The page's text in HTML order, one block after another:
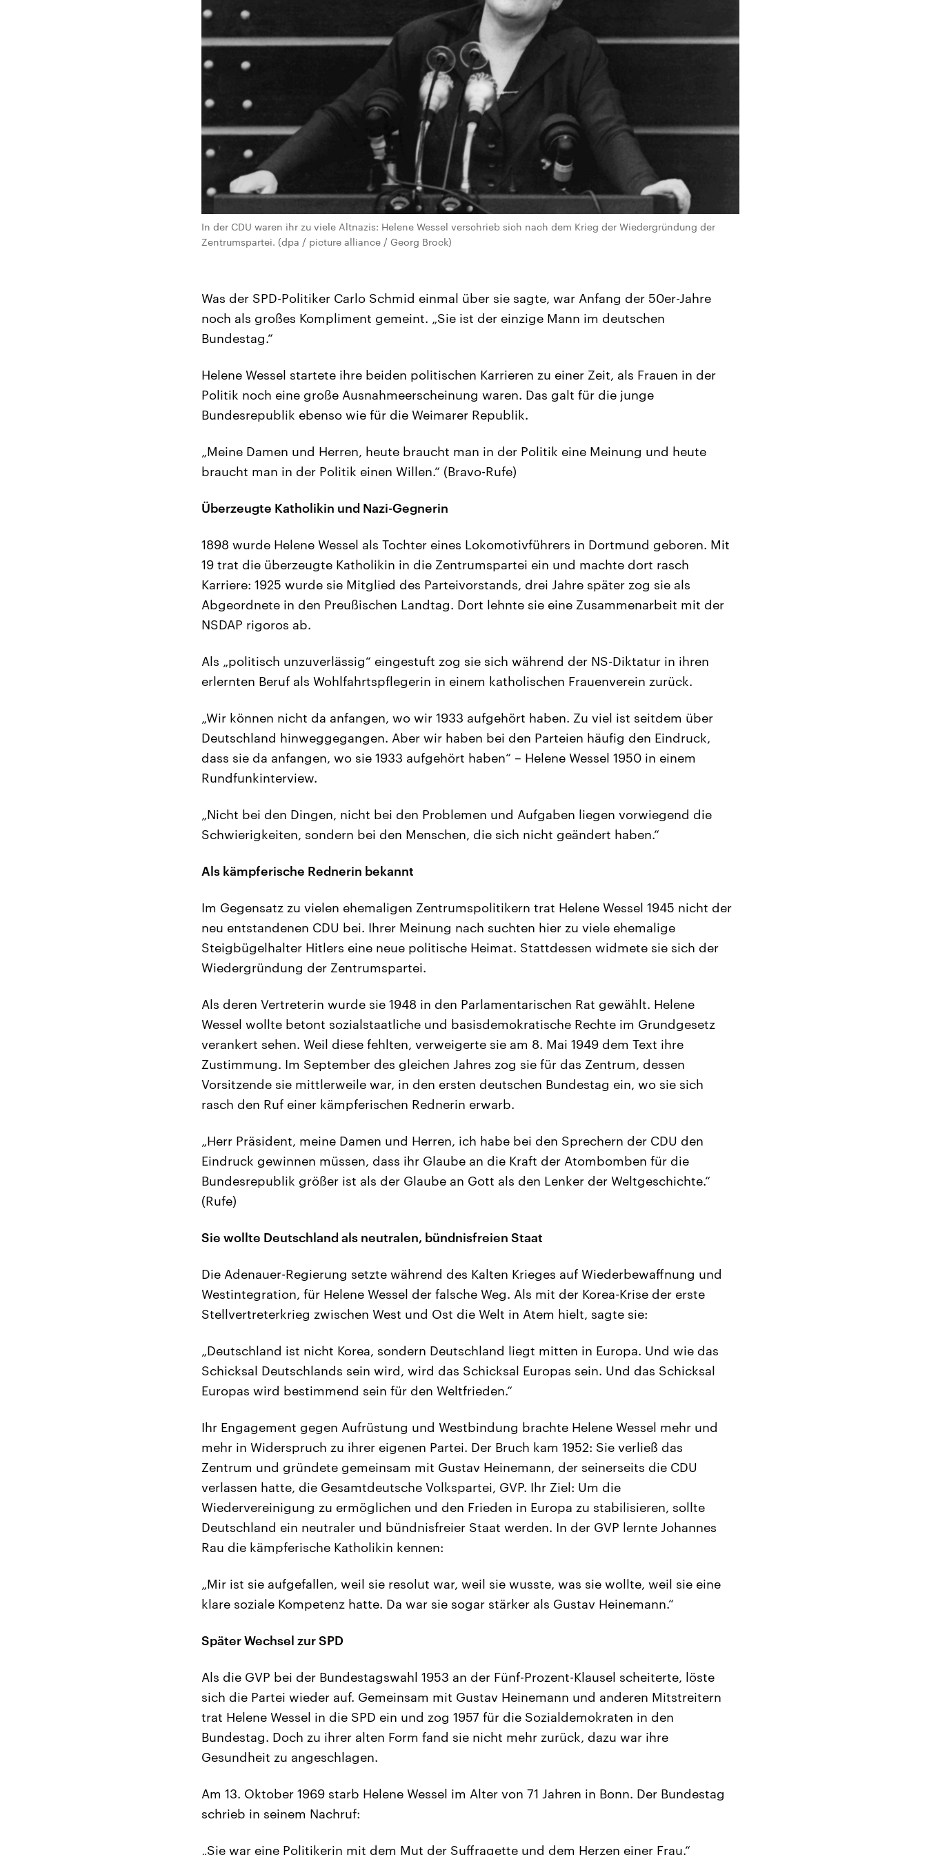
In der CDU waren ihr zu viele Altnazis: Helene Wessel verschrieb sich nach dem Krieg der Wiedergründung der
Zentrumspartei. (dpa / picture alliance / Georg Brock)
Was der SPD-Politiker Carlo Schmid einmal über sie sagte, war Anfang der 50er-Jahre
noch als großes Kompliment gemeint. „Sie ist der einzige Mann im deutschen
Bundestag.“
Helene Wessel startete ihre beiden politischen Karrieren zu einer Zeit, als Frauen in der
Politik noch eine große Ausnahmeerscheinung waren. Das galt für die junge
Bundesrepublik ebenso wie für die Weimarer Republik.
„Meine Damen und Herren, heute braucht man in der Politik eine Meinung und heute
braucht man in der Politik einen Willen.“ (Bravo-Rufe)
Überzeugte Katholikin und Nazi-Gegnerin
1898 wurde Helene Wessel als Tochter eines Lokomotivführers in Dortmund geboren. Mit
19 trat die überzeugte Katholikin in die Zentrumspartei ein und machte dort rasch
Karriere: 1925 wurde sie Mitglied des Parteivorstands, drei Jahre später zog sie als
Abgeordnete in den Preußischen Landtag. Dort lehnte sie eine Zusammenarbeit mit der
NSDAP rigoros ab.
Als „politisch unzuverlässig“ eingestuft zog sie sich während der NS-Diktatur in ihren
erlernten Beruf als Wohlfahrtspflegerin in einem katholischen Frauenverein zurück.
„Wir können nicht da anfangen, wo wir 1933 aufgehört haben. Zu viel ist seitdem über
Deutschland hinweggegangen. Aber wir haben bei den Parteien häufig den Eindruck,
dass sie da anfangen, wo sie 1933 aufgehört haben“ – Helene Wessel 1950 in einem
Rundfunkinterview.
„Nicht bei den Dingen, nicht bei den Problemen und Aufgaben liegen vorwiegend die
Schwierigkeiten, sondern bei den Menschen, die sich nicht geändert haben.“
Als kämpferische Rednerin bekannt
Im Gegensatz zu vielen ehemaligen Zentrumspolitikern trat Helene Wessel 1945 nicht der
neu entstandenen CDU bei. Ihrer Meinung nach suchten hier zu viele ehemalige
Steigbügelhalter Hitlers eine neue politische Heimat. Stattdessen widmete sie sich der
Wiedergründung der Zentrumspartei.
Als deren Vertreterin wurde sie 1948 in den Parlamentarischen Rat gewählt. Helene
Wessel wollte betont sozialstaatliche und basisdemokratische Rechte im Grundgesetz
verankert sehen. Weil diese fehlten, verweigerte sie am 8. Mai 1949 dem Text ihre
Zustimmung. Im September des gleichen Jahres zog sie für das Zentrum, dessen
Vorsitzende sie mittlerweile war, in den ersten deutschen Bundestag ein, wo sie sich
rasch den Ruf einer kämpferischen Rednerin erwarb.
„Herr Präsident, meine Damen und Herren, ich habe bei den Sprechern der CDU den
Eindruck gewinnen müssen, dass ihr Glaube an die Kraft der Atombomben für die
Bundesrepublik größer ist als der Glaube an Gott als den Lenker der Weltgeschichte.“
(Rufe)
Sie wollte Deutschland als neutralen, bündnisfreien Staat
Die Adenauer-Regierung setzte während des Kalten Krieges auf Wiederbewaffnung und
Westintegration, für Helene Wessel der falsche Weg. Als mit der Korea-Krise der erste
Stellvertreterkrieg zwischen West und Ost die Welt in Atem hielt, sagte sie:
„Deutschland ist nicht Korea, sondern Deutschland liegt mitten in Europa. Und wie das
Schicksal Deutschlands sein wird, wird das Schicksal Europas sein. Und das Schicksal
Europas wird bestimmend sein für den Weltfrieden.“
Ihr Engagement gegen Aufrüstung und Westbindung brachte Helene Wessel mehr und
mehr in Widerspruch zu ihrer eigenen Partei. Der Bruch kam 1952: Sie verließ das
Zentrum und gründete gemeinsam mit Gustav Heinemann, der seinerseits die CDU
verlassen hatte, die Gesamtdeutsche Volkspartei, GVP. Ihr Ziel: Um die
Wiedervereinigung zu ermöglichen und den Frieden in Europa zu stabilisieren, sollte
Deutschland ein neutraler und bündnisfreier Staat werden. In der GVP lernte Johannes
Rau die kämpferische Katholikin kennen:
„Mir ist sie aufgefallen, weil sie resolut war, weil sie wusste, was sie wollte, weil sie eine
klare soziale Kompetenz hatte. Da war sie sogar stärker als Gustav Heinemann.“
Später Wechsel zur SPD
Als die GVP bei der Bundestagswahl 1953 an der Fünf-Prozent-Klausel scheiterte, löste
sich die Partei wieder auf. Gemeinsam mit Gustav Heinemann und anderen Mitstreitern
trat Helene Wessel in die SPD ein und zog 1957 für die Sozialdemokraten in den
Bundestag. Doch zu ihrer alten Form fand sie nicht mehr zurück, dazu war ihre
Gesundheit zu angeschlagen.
Am 13. Oktober 1969 starb Helene Wessel im Alter von 71 Jahren in Bonn. Der Bundestag
schrieb in seinem Nachruf:
„Sie war eine Politikerin mit dem Mut der Suffragette und dem Herzen einer Frau.“